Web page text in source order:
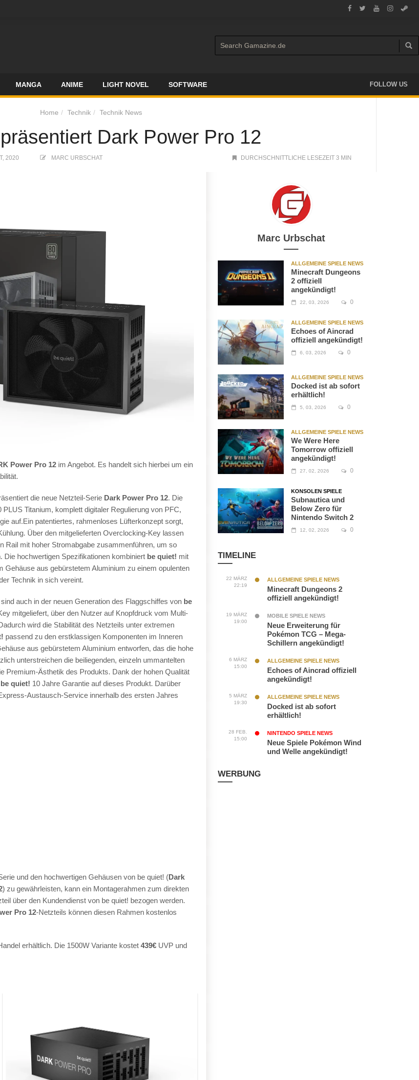
MANGA ANIME LIGHT NOVEL SOFTWARE FOLLOW US
Home Technik Technik News
Dark Power Pro 12
2020 MARC URBSCHAT DURCHSCHNITTLICHE LESEZEIT 3 MIN
Power Pro 12 im Angebot. Es handelt sich hierbei um ein
die neue Netzteil-Serie Dark Power Pro 12. Die
Titanium, komplett digitaler Regulierung von PFC,
auf.Ein patentiertes, rahmenloses Lüfterkonzept sorgt,
Über den mitgelieferten Overclocking-Key lassen
Rail mit hoher Stromabgabe zusammenführen, um so
hochwertigen Spezifikationen kombiniert be quiet! mit
aus gebürstetem Aluminium zu einem opulenten
Technik in sich vereint.
sind auch in der neuen Generation des Flaggschiffes von be
mitgeliefert, über den Nutzer auf Knopfdruck vom Multi-
wird die Stabilität des Netzteils unter extremen
passend zu den erstklassigen Komponenten im Inneren
aus gebürstetem Aluminium entworfen, das die hohe
unterstreichen die beiliegenden, einzeln ummantelten
Premium-Ästhetik des Produkts. Dank der hohen Qualität
be quiet! 10 Jahre Garantie auf dieses Produkt. Darüber
Austausch-Service innerhalb des ersten Jahres
und den hochwertigen Gehäusen von be quiet! (Dark
) zu gewährleisten, kann ein Montagerahmen zum direkten
über den Kundendienst von be quiet! bezogen werden.
Pro 12-Netzteils können diesen Rahmen kostenlos
erhältlich. Die 1500W Variante kostet 439€ UVP und
Marc Urbschat
ALLGEMEINE SPIELE NEWS
Minecraft Dungeons
2 offiziell
angekündigt!
22, 03, 2026 0
ALLGEMEINE SPIELE NEWS
Echoes of Aincrad
offiziell angekündigt!
6, 03, 2026 0
ALLGEMEINE SPIELE NEWS
Docked ist ab sofort
erhältlich!
5, 03, 2026 0
ALLGEMEINE SPIELE NEWS
We Were Here
Tomorrow offiziell
angekündigt!
27, 02, 2026 0
KONSOLEN SPIELE
Subnautica und
Below Zero für
Nintendo Switch 2
12, 02, 2026 0
TIMELINE
22 MÄRZ
22:19
ALLGEMEINE SPIELE NEWS
Minecraft Dungeons 2
offiziell angekündigt!
19 MÄRZ
19:00
MOBILE SPIELE NEWS
Neue Erweiterung für
Pokémon TCG – Mega-
Schillern angekündigt!
6 MÄRZ
15:00
ALLGEMEINE SPIELE NEWS
Echoes of Aincrad offiziell
angekündigt!
5 MÄRZ
19:30
ALLGEMEINE SPIELE NEWS
Docked ist ab sofort
erhältlich!
28 FEB.
15:00
NINTENDO SPIELE NEWS
Neue Spiele Pokémon Wind
und Welle angekündigt!
WERBUNG